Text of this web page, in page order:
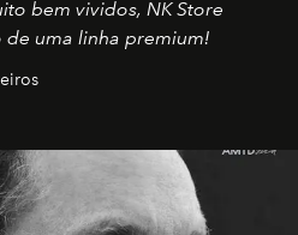
bem vividos, NK Store
uma linha premium!